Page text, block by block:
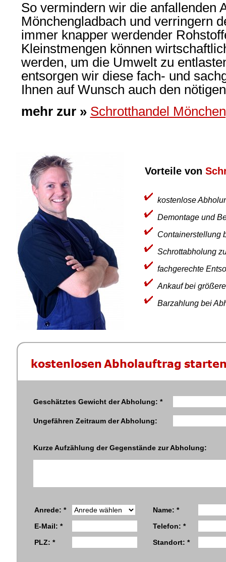
So vermindern wir die anfallenden
Mönchengladbach und verringern
immer knapper werdender
Kleinstmengen können
werden, um die Umwelt zu
entsorgen wir diese fach- und
Ihnen auf Wunsch auch den
mehr zur » Schrotthandel
Vorteile von
kostenlose
Demontage und
Containerstellung
Schrottabholung
fachgerechte
Ankauf bei
Barzahlung bei